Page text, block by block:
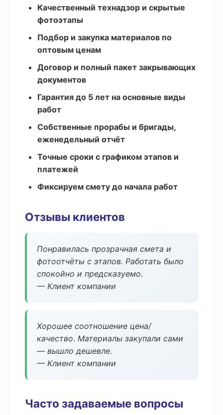
Качественный технадзор и скрытые
фотоэтапы
Подбор и закупка материалов по
оптовым ценам
Договор и полный пакет закрывающих
документов
Гарантия до 5 лет на основные виды
работ
Собственные прорабы и бригады,
еженедельный отчёт
Точные сроки с графиком этапов и
платежей
Фиксируем смету до начала работ
Отзывы клиентов
Понравилась прозрачная смета и
фотоотчёты с этапов. Работать было
спокойно и предсказуемо.
— Клиент компании
Хорошее соотношение цена/
качество. Материалы закупали сами
— вышло дешевле.
— Клиент компании
Часто задаваемые вопросы